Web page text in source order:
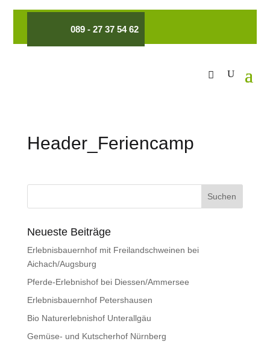
089 - 27 37 54 62
Header_Feriencamp
Neueste Beiträge
Erlebnisbauernhof mit Freilandschweinen bei
Aichach/Augsburg
Pferde-Erlebnishof bei Diessen/Ammersee
Erlebnisbauernhof Petershausen
Bio Naturerlebnishof Unterallgäu
Gemüse- und Kutscherhof Nürnberg